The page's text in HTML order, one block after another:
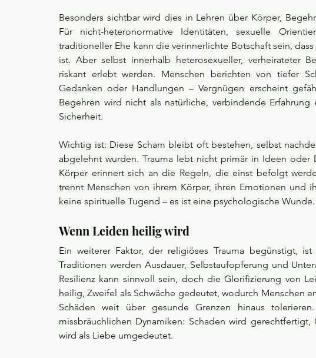
Besonders sichtbar wird dies in Lehren über Körper,
Für nicht-heteronormative Identitäten, sexuelle
traditioneller Ehe kann die verinnerlichte Botschaft sein,
ist. Aber selbst innerhalb heterosexueller, verheirateter
riskant erlebt werden. Menschen berichten von tiefer
Gedanken oder Handlungen – Vergnügen erscheint
Begehren wird nicht als natürliche, verbindende
Sicherheit.
Wichtig ist: Diese Scham bleibt oft bestehen, selbst
abgelehnt wurden. Trauma lebt nicht primär in Ideen oder
Körper erinnert sich an die Regeln, die einst befolgt
trennt Menschen von ihrem Körper, ihren Emotionen und
keine spirituelle Tugend – es ist eine psychologische Wunde.
Wenn Leiden heilig wird
Ein weiterer Faktor, der religiöses Trauma begünstigt, ist
Traditionen werden Ausdauer, Selbstaufopferung und
Resilienz kann sinnvoll sein, doch die Glorifizierung von
heilig, Zweifel als Schwäche gedeutet, wodurch Menschen
Schäden weit über gesunde Grenzen hinaus
missbräuchlichen Dynamiken: Schaden wird
wird als Liebe umgedeutet.